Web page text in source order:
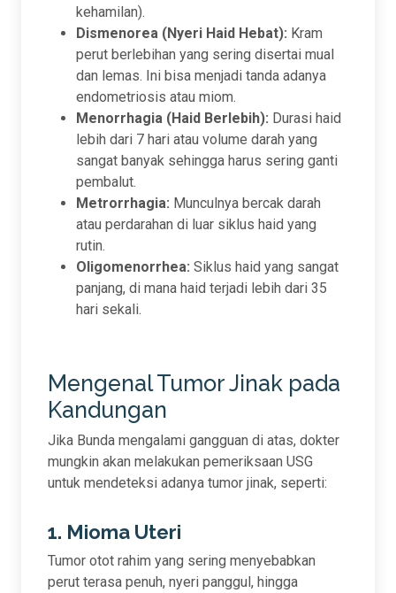
kehamilan).
Dismenorea (Nyeri Haid Hebat): Kram
perut berlebihan yang sering disertai mual
dan lemas. Ini bisa menjadi tanda adanya
endometriosis atau miom.
Menorrhagia (Haid Berlebih): Durasi haid
lebih dari 7 hari atau volume darah yang
sangat banyak sehingga harus sering ganti
pembalut.
Metrorrhagia: Munculnya bercak darah
atau perdarahan di luar siklus haid yang
rutin.
Oligomenorrhea: Siklus haid yang sangat
panjang, di mana haid terjadi lebih dari 35
hari sekali.
Mengenal Tumor Jinak pada
Kandungan
Jika Bunda mengalami gangguan di atas, dokter
mungkin akan melakukan pemeriksaan USG
untuk mendeteksi adanya tumor jinak, seperti:
1. Mioma Uteri
Tumor otot rahim yang sering menyebabkan
perut terasa penuh, nyeri panggul, hingga